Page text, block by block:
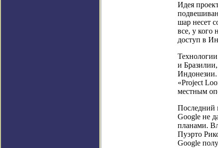
Идея
шар несет
все, у кого
доступ в
и
Индонезии.
«Project
местным
Последний
Google не
планами.
Пуэрто
Google